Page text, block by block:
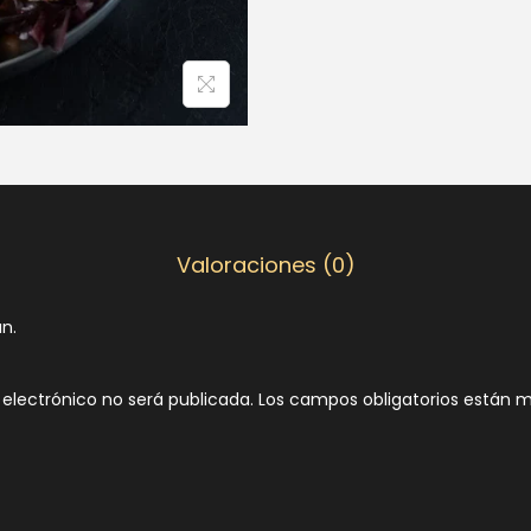
Valoraciones (0)
no será publicada. Los campos obligatorios están